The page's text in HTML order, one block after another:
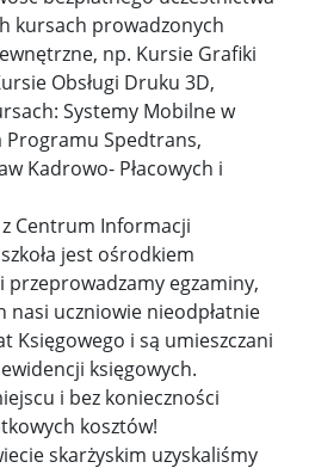
kursach prowadzonych
np. Kursie Grafiki
Obsługi Druku 3D,
Systemy Mobilne w
Programu Spedtrans,
Kadrowo- Płacowych i
Centrum Informacji
jest ośrodkiem
przeprowadzamy egzaminy,
nasi uczniowie nieodpłatnie
Księgowego i są umieszczani
księgowych.
i bez konieczności
kosztów!
skarżyskim uzyskaliśmy